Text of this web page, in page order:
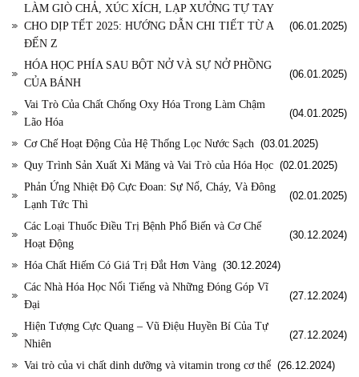
LÀM GIÒ CHẢ, XÚC XÍCH, LẠP XƯỞNG TỰ TAY
CHO DỊP TẾT 2025: HƯỚNG DẪN CHI TIẾT TỪ A
ĐẾN Z
(06.01.2025)
HÓA HỌC PHÍA SAU BỘT NỞ VÀ SỰ NỞ PHỒNG
CỦA BÁNH
(06.01.2025)
Vai Trò Của Chất Chống Oxy Hóa Trong Làm Chậm
Lão Hóa
(04.01.2025)
Cơ Chế Hoạt Động Của Hệ Thống Lọc Nước Sạch (03.01.2025)
Quy Trình Sản Xuất Xi Măng và Vai Trò của Hóa Học (02.01.2025)
Phản Ứng Nhiệt Độ Cực Đoan: Sự Nổ, Cháy, Và Đông
Lạnh Tức Thì
(02.01.2025)
Các Loại Thuốc Điều Trị Bệnh Phổ Biến và Cơ Chế
Hoạt Động
(30.12.2024)
Hóa Chất Hiếm Có Giá Trị Đắt Hơn Vàng (30.12.2024)
Các Nhà Hóa Học Nổi Tiếng và Những Đóng Góp Vĩ
Đại
(27.12.2024)
Hiện Tượng Cực Quang – Vũ Điệu Huyền Bí Của Tự
Nhiên
(27.12.2024)
Vai trò của vi chất dinh dưỡng và vitamin trong cơ thể (26.12.2024)